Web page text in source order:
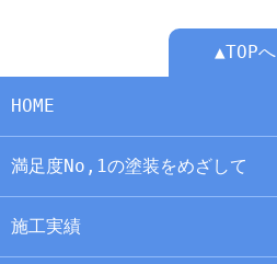
▲TOPへ
HOME
満足度No,1の塗装をめざして
施工実績